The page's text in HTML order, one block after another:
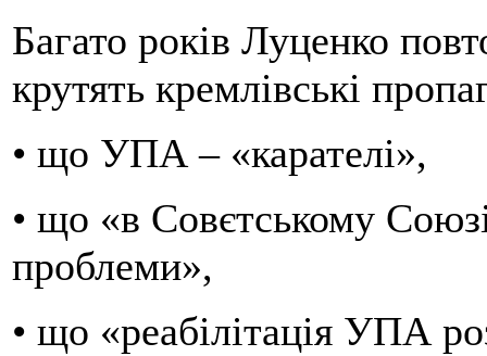
Багато років Луценко
крутять кремлівські
• що УПА – «карателі»,
• що «в Совєтському
проблеми»,
• що «реабілітація УПА